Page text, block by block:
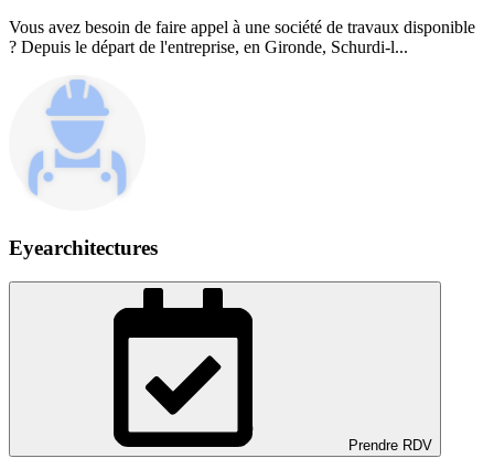
Vous avez besoin de faire appel à une société de travaux disponible
? Depuis le départ de l'entreprise, en Gironde, Schurdi-l...
Eyearchitectures
Prendre RDV